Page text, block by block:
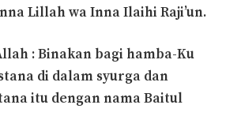
Lillah wa Inna Ilaihi Raji’un.
: Binakan bagi hamba-Ku
di dalam syurga dan
itu dengan nama Baitul